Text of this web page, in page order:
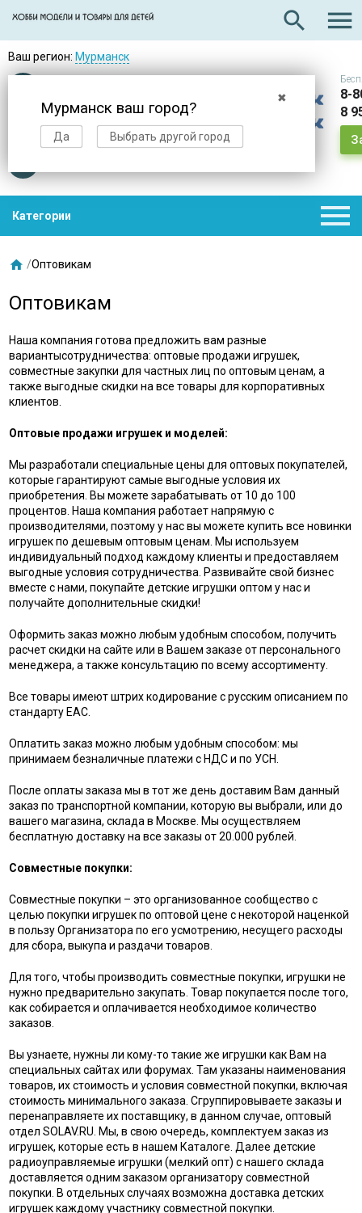
search 
Ваш регион: Мурманск
✖
Мурманск ваш город?
Да Выбрать другой город
Доставкав день заказа
8-
8
Категории 
 /Оптовикам
Оптовикам
Наша компания готова предложить вам разные
вариантысотрудничества: оптовые продажи игрушек,
совместные закупки для частных лиц по оптовым ценам, а
также выгодные скидки на все товары для корпоративных
клиентов.
Оптовые продажи игрушек и моделей:
Мы разработали специальные цены для оптовых покупателей,
которые гарантируют самые выгодные условия их
приобретения. Вы можете зарабатывать от 10 до 100
процентов. Наша компания работает напрямую с
производителями, поэтому у нас вы можете купить все новинки
игрушек по дешевым оптовым ценам. Мы используем
индивидуальный подход каждому клиенты и предоставляем
выгодные условия сотрудничества. Развивайте свой бизнес
вместе с нами, покупайте детские игрушки оптом у нас и
получайте дополнительные скидки!
Оформить заказ можно любым удобным способом, получить
расчет скидки на сайте или в Вашем заказе от персонального
менеджера, а также консультацию по всему ассортименту.
Все товары имеют штрих кодирование с русским описанием по
стандарту EAC.
Оплатить заказ можно любым удобным способом: мы
принимаем безналичные платежи с НДС и по УСН.
После оплаты заказа мы в тот же день доставим Вам данный
заказ по транспортной компании, которую вы выбрали, или до
вашего магазина, склада в Москве. Мы осуществляем
бесплатную доставку на все заказы от 20.000 рублей.
Совместные покупки:
Совместные покупки – это организованное сообщество с
целью покупки игрушек по оптовой цене с некоторой наценкой
в пользу Организатора по его усмотрению, несущего расходы
для сбора, выкупа и раздачи товаров.
Для того, чтобы производить совместные покупки, игрушки не
нужно предварительно закупать. Товар покупается после того,
как собирается и оплачивается необходимое количество
заказов.
Вы узнаете, нужны ли кому-то такие же игрушки как Вам на
специальных сайтах или форумах. Там указаны наименования
товаров, их стоимость и условия совместной покупки, включая
стоимость минимального заказа. Сгруппировываете заказы и
перенаправляете их поставщику, в данном случае, оптовый
отдел SOLAV.RU. Мы, в свою очередь, комплектуем заказ из
игрушек, которые есть в нашем Каталоге. Далее детские
радиоуправляемые игрушки (мелкий опт) с нашего склада
доставляется одним заказом организатору совместной
покупки. В отдельных случаях возможна доставка детских
игрушек каждому участнику совместной покупки.